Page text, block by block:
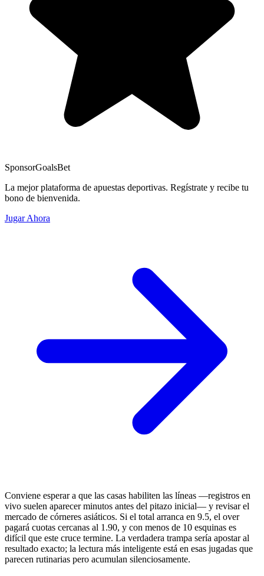
SponsorGoalsBet
La mejor plataforma de apuestas deportivas. Regístrate y recibe tu
bono de bienvenida.
Jugar Ahora
Conviene esperar a que las casas habiliten las líneas —registros en
vivo suelen aparecer minutos antes del pitazo inicial— y revisar el
mercado de córneres asiáticos. Si el total arranca en 9.5, el over
pagará cuotas cercanas al 1.90, y con menos de 10 esquinas es
difícil que este cruce termine. La verdadera trampa sería apostar al
resultado exacto; la lectura más inteligente está en esas jugadas que
parecen rutinarias pero acumulan silenciosamente.